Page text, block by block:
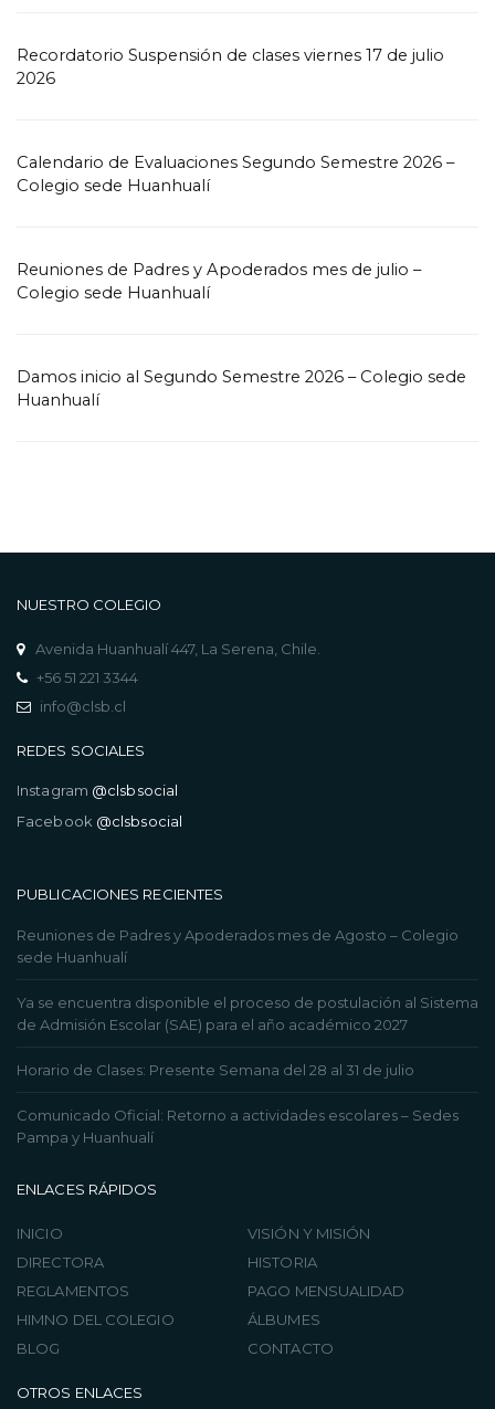
Recordatorio Suspensión de clases viernes 17 de julio
2026
Calendario de Evaluaciones Segundo Semestre 2026 –
Colegio sede Huanhualí
Reuniones de Padres y Apoderados mes de julio –
Colegio sede Huanhualí
Damos inicio al Segundo Semestre 2026 – Colegio sede
Huanhualí
NUESTRO COLEGIO
Avenida Huanhualí 447, La Serena, Chile.
+56 51 221 3344
info@clsb.cl
REDES SOCIALES
Instagram @clsbsocial
Facebook @clsbsocial
PUBLICACIONES RECIENTES
Reuniones de Padres y Apoderados mes de Agosto – Colegio
sede Huanhualí
Ya se encuentra disponible el proceso de postulación al Sistema
de Admisión Escolar (SAE) para el año académico 2027
Horario de Clases: Presente Semana del 28 al 31 de julio
Comunicado Oficial: Retorno a actividades escolares – Sedes
Pampa y Huanhualí
ENLACES RÁPIDOS
INICIO
VISIÓN Y MISIÓN
DIRECTORA
HISTORIA
REGLAMENTOS
PAGO MENSUALIDAD
HIMNO DEL COLEGIO
ÁLBUMES
BLOG
CONTACTO
OTROS ENLACES